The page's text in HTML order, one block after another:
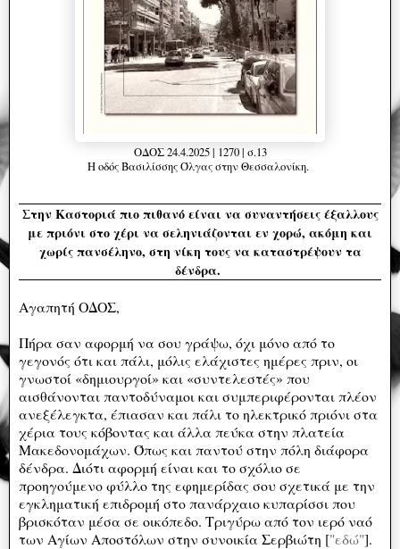
ΟΔΟΣ 24.4.2025 | 1270 | σ.13
Η οδός Βασιλίσσης Όλγας στην Θεσσαλονίκη.
Στην Καστοριά πιο πιθανό είναι να συναντήσεις έξαλλους
με πριόνι στο χέρι να σεληνιάζονται εν χορώ, ακόμη και
χωρίς πανσέληνο, στη νίκη τους να καταστρέψουν τα
δένδρα.
Αγαπητή ΟΔΟΣ,
Πήρα σαν αφορμή να σου γράψω, όχι μόνο από το
γεγονός ότι και πάλι, μόλις ελάχιστες ημέρες πριν, οι
γνωστοί «δημιουργοί» και «συντελεστές» που
αισθάνονται παντοδύναμοι και συμπεριφέρονται πλέον
ανεξέλεγκτα, έπιασαν και πάλι το ηλεκτρικό πριόνι στα
χέρια τους κόβοντας και άλλα πεύκα στην πλατεία
Μακεδονομάχων. Όπως και παντού στην πόλη διάφορα
δένδρα. Διότι αφορμή είναι και το σχόλιο σε
προηγούμενο φύλλο της εφημερίδας σου σχετικά με την
εγκληματική επιδρομή στο πανάρχαιο κυπαρίσσι που
βρισκόταν μέσα σε οικόπεδο. Τριγύρω από τον ιερό ναό
των Αγίων Αποστόλων στην συνοικία Σερβιώτη ["εδώ"].